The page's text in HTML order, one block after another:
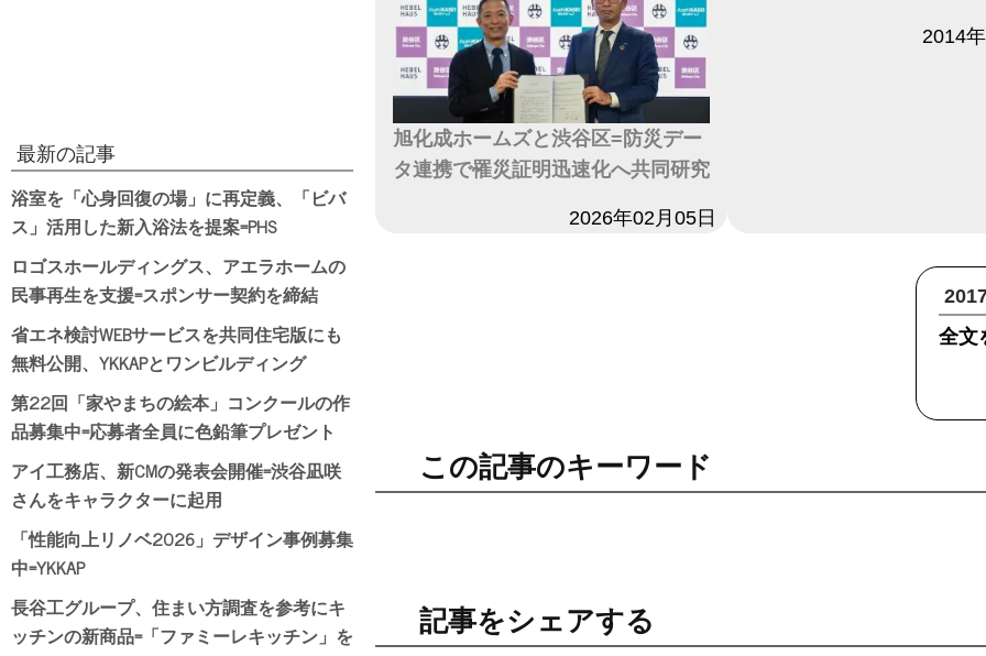
旭化成ホームズと渋谷区=防災デー
タ連携で罹災証明迅速化へ共同研究
2026年02月05日
2014
全文
この記事のキーワード
記事をシェアする
最新の記事
浴室を「心身回復の場」に再定義、「ビバ
ス」活用した新入浴法を提案=PHS
ロゴスホールディングス、アエラホームの
民事再生を支援=スポンサー契約を締結
省エネ検討WEBサービスを共同住宅版にも
無料公開、YKKAPとワンビルディング
第22回「家やまちの絵本」コンクールの作
品募集中=応募者全員に色鉛筆プレゼント
アイ工務店、新CMの発表会開催=渋谷凪咲
さんをキャラクターに起用
「性能向上リノベ2026」デザイン事例募集
中=YKKAP
長谷工グループ、住まい方調査を参考にキ
ッチンの新商品=「ファミーレキッチン」を